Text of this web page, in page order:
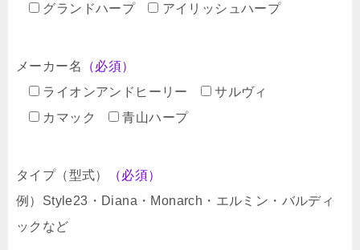
グランドハープ
アイリッシュハープ
メーカー名
（必須）
ライオンアンドヒーリー
サルヴィ
カマック
青山ハープ
タイプ（型式）
（必須）
例）Style23・Diana・Monarch・エルミン・バルディ
ックなど